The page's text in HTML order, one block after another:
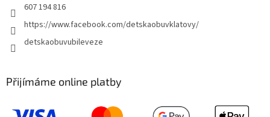
607 194 816
https://www.facebook.com/detskaobuvklatovy/
detskaobuvubileveze
Přijímáme online platby